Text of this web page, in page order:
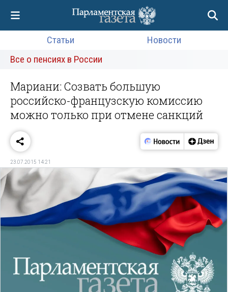
Статьи
Новости
Все о пенсиях в России
Мариани: Созвать большую
российско-французскую комиссию
можно только при отмене санкций
23.07.2015 14:21